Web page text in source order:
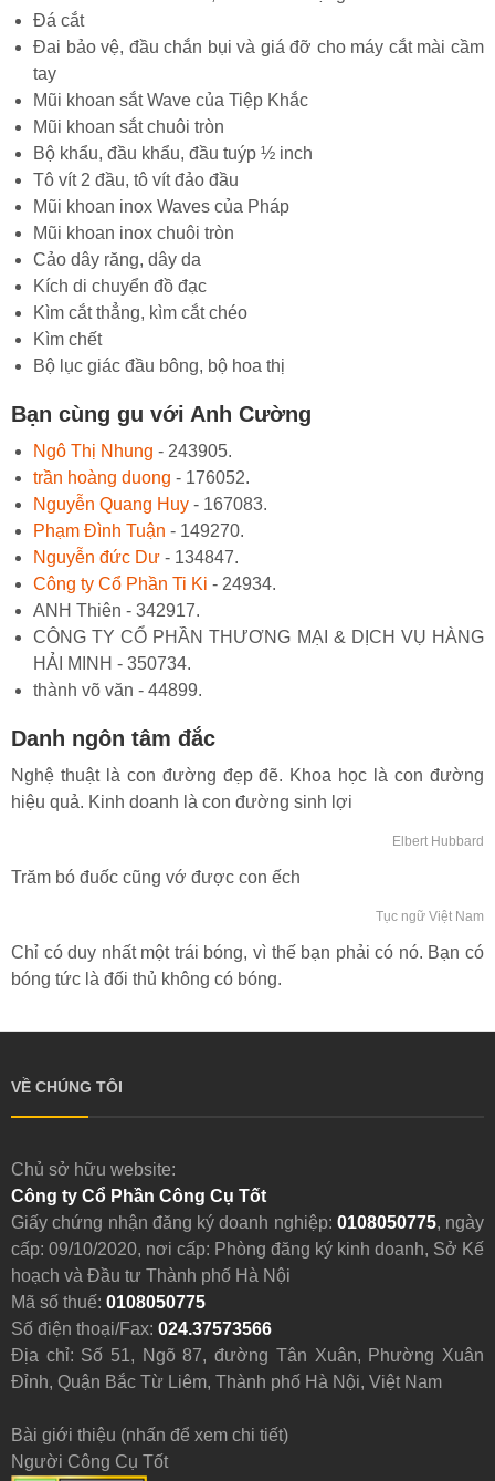
Đá cắt
Đai bảo vệ, đầu chắn bụi và giá đỡ cho máy cắt mài cầm
tay
Mũi khoan sắt Wave của Tiệp Khắc
Mũi khoan sắt chuôi tròn
Bộ khẩu, đầu khẩu, đầu tuýp ½ inch
Tô vít 2 đầu, tô vít đảo đầu
Mũi khoan inox Waves của Pháp
Mũi khoan inox chuôi tròn
Cảo dây răng, dây da
Kích di chuyển đồ đạc
Kìm cắt thẳng, kìm cắt chéo
Kìm chết
Bộ lục giác đầu bông, bộ hoa thị
Bạn cùng gu với Anh Cường
Ngô Thị Nhung - 243905.
trần hoàng duong - 176052.
Nguyễn Quang Huy - 167083.
Phạm Đình Tuận - 149270.
Nguyễn đức Dư - 134847.
Công ty Cổ Phần Ti Ki - 24934.
ANH Thiên - 342917.
CÔNG TY CỔ PHẦN THƯƠNG MẠI & DỊCH VỤ HÀNG
HẢI MINH - 350734.
thành võ văn - 44899.
Danh ngôn tâm đắc
Nghệ thuật là con đường đẹp đẽ. Khoa học là con đường
hiệu quả. Kinh doanh là con đường sinh lợi
Elbert Hubbard
Trăm bó đuốc cũng vớ được con ếch
Tục ngữ Việt Nam
Chỉ có duy nhất một trái bóng, vì thế bạn phải có nó. Bạn có
bóng tức là đối thủ không có bóng.
VỀ CHÚNG TÔI
Chủ sở hữu website:
Công ty Cổ Phần Công Cụ Tốt
Giấy chứng nhận đăng ký doanh nghiệp: 0108050775, ngày
cấp: 09/10/2020, nơi cấp: Phòng đăng ký kinh doanh, Sở Kế
hoạch và Đầu tư Thành phố Hà Nội
Mã số thuế: 0108050775
Số điện thoại/Fax: 024.37573566
Địa chỉ: Số 51, Ngõ 87, đường Tân Xuân, Phường Xuân
Đỉnh, Quận Bắc Từ Liêm, Thành phố Hà Nội, Việt Nam
Bài giới thiệu (nhấn để xem chi tiết)
Người Công Cụ Tốt